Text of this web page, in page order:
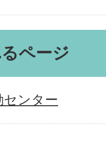
ページ
センター